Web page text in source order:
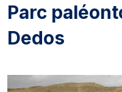
Parc
Dedos